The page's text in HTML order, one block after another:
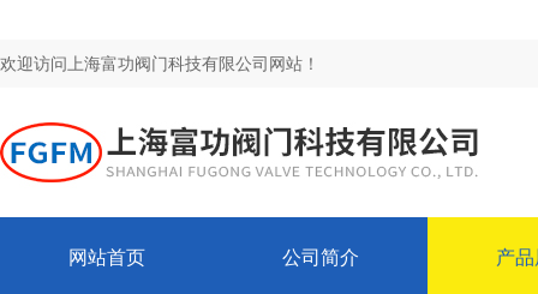
欢迎访问上海富功阀门科技有限公司网站！
网站首页 公司简介 产